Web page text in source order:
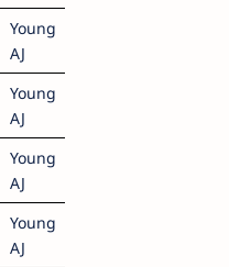
Young
AJ
Young
AJ
Young
AJ
Young
AJ